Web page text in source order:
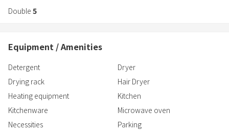
Double 5
Equipment / Amenities
Detergent
Dryer
Drying rack
Hair Dryer
Heating equipment
Kitchen
Kitchenware
Microwave oven
Necessities
Parking